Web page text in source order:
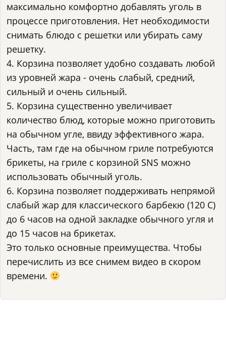
максимально комфортно добавлять уголь в
процессе приготовления. Нет необходимости
снимать блюдо с решетки или убирать саму
решетку.
4. Корзина позволяет удобно создавать любой
из уровней жара - очень слабый, средний,
сильный и очень сильный.
5. Корзина существенно увеличивает
количество блюд, которые можно приготовить
на обычном угле, ввиду эффективного жара.
Часть, там где на обычном гриле потребуются
брикеты, на гриле с корзиной SNS можно
использовать обычный уголь.
6. Корзина позволяет поддерживать непрямой
слабый жар для классического барбекю (120 С)
до 6 часов на одной закладке обычного угля и
до 15 часов на брикетах.
Это только основные преимущества. Чтобы
перечислить из все снимем видео в скором
времени.